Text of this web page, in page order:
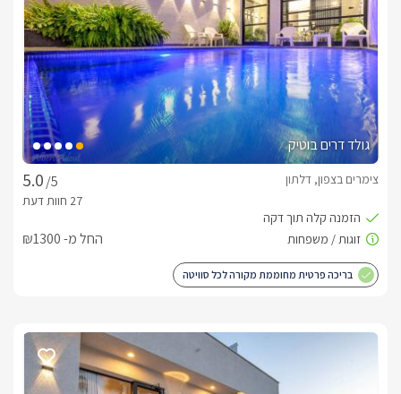
מה כלול באירוח החלומי?
באינפיניטי כמו שכבר ציינו חשבו על כל הפרטים כדי שהחופשה
קפסולות לקפה, בקבוק יין מתנה, שתייה קלה במקרר, חלב, נס
מפנקת וכשרה או ארוחות שף חלומיות.
מותאם לציבור הדתי:פלטת שבת, מיחם, גביע לקידוש, מלחייה,
נרות שבת, ובקבוק יין כשר.
לצפייה במדיניות ותנאי הזמנה -לחצו כאן
גולד דרים בוטיק
/5
צימרים בצפון, דלתון
החל מ- ₪1300
בריכה פרטית מחוממת מקורה לכל סוויטה